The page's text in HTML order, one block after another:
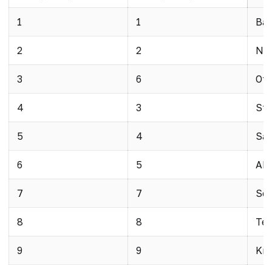
1 1
2 2
3 6
4 3
5 4
6 5
7 7
8 8
9 9